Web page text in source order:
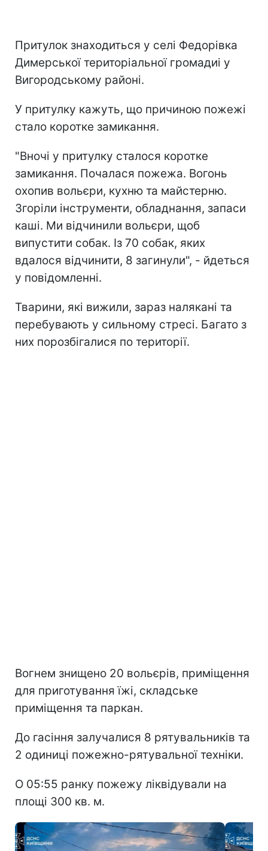
Притулок знаходиться у селі Федорівка
Димерської територіальної громадиі у
Вигородському районі.
У притулку кажуть, що причиною пожежі
стало коротке замикання.
"Вночі у притулку сталося коротке
замикання. Почалася пожежа. Вогонь
охопив вольєри, кухню та майстерню.
Згоріли інструменти, обладнання, запаси
каші. Ми відчинили вольєри, щоб
випустити собак. Із 70 собак, яких
вдалося відчинити, 8 загинули", - йдеться
у повідомленні.
Тварини, які вижили, зараз налякані та
перебувають у сильному стресі. Багато з
них порозбігалися по території.
Вогнем знищено 20 вольєрів, приміщення
для приготування їжі, складське
приміщення та паркан.
До гасіння залучалися 8 рятувальників та
2 одиниці пожежно-рятувальної техніки.
О 05:55 ранку пожежу ліквідували на
площі 300 кв. м.